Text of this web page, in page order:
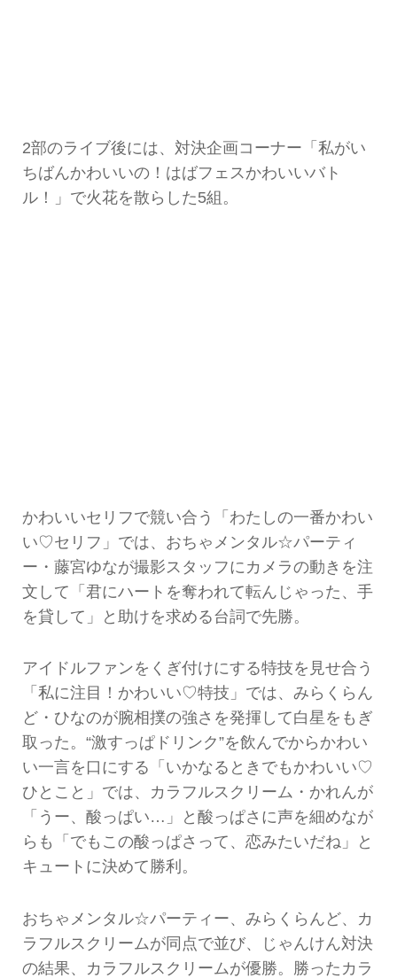
2部のライブ後には、対決企画コーナー「私がい
ちばんかわいいの！はばフェスかわいいバト
ル！」で火花を散らした5組。
かわいいセリフで競い合う「わたしの一番かわい
い♡セリフ」では、おちゃメンタル☆パーティ
ー・藤宮ゆなが撮影スタッフにカメラの動きを注
文して「君にハートを奪われて転んじゃった、手
を貸して」と助けを求める台詞で先勝。
アイドルファンをくぎ付けにする特技を見せ合う
「私に注目！かわいい♡特技」では、みらくらん
ど・ひなのが腕相撲の強さを発揮して白星をもぎ
取った。“激すっぱドリンク”を飲んでからかわい
い一言を口にする「いかなるときでもかわいい♡
ひとこと」では、カラフルスクリーム・かれんが
「うー、酸っぱい…」と酸っぱさに声を細めなが
らも「でもこの酸っぱさって、恋みたいだね」と
キュートに決めて勝利。
おちゃメンタル☆パーティー、みらくらんど、カ
ラフルスクリームが同点で並び、じゃんけん対決
の結果、カラフルスクリームが優勝。勝ったカラ